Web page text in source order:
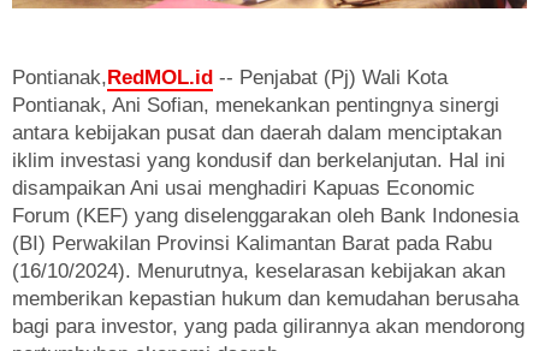
Pontianak,RedMOL.id -- Penjabat (Pj) Wali Kota
Pontianak, Ani Sofian, menekankan pentingnya sinergi
antara kebijakan pusat dan daerah dalam menciptakan
iklim investasi yang kondusif dan berkelanjutan. Hal ini
disampaikan Ani usai menghadiri Kapuas Economic
Forum (KEF) yang diselenggarakan oleh Bank Indonesia
(BI) Perwakilan Provinsi Kalimantan Barat pada Rabu
(16/10/2024). Menurutnya, keselarasan kebijakan akan
memberikan kepastian hukum dan kemudahan berusaha
bagi para investor, yang pada gilirannya akan mendorong